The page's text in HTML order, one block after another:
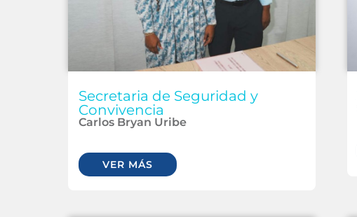
Secretaria de Seguridad y
Convivencia
Carlos Bryan Uribe
VER MÁS